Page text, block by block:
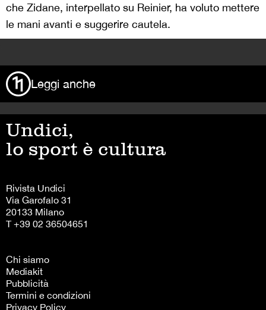
che Zidane, interpellato su Reinier, ha voluto mettere
le mani avanti e suggerire cautela.
Leggi anche
Undici,
lo sport è cultura
Rivista Undici
Via Garofalo 31
20133 Milano
T +39 02 36504651
Chi siamo
Mediakit
Pubblicità
Termini e condizioni
Privacy Policy